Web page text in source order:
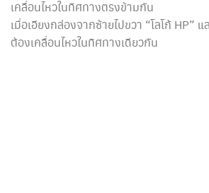
เคลื่อนไหวในทิศทางตรงข้ามกัน
เมื่อเอียงกล่องจากซ้ายไปขวา “โลโก้ HP”
ต้องเคลื่อนไหวในทิศทางเดียวกัน